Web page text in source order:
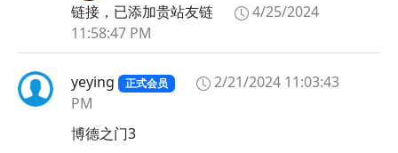
链接，已添加贵站友链
4/25/2024
11:58:47 PM
yeying 正式会员
2/21/2024 11:03:43
PM
博德之门3